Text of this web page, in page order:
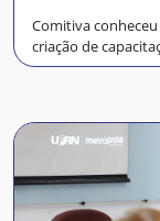
Comitiva
criação de